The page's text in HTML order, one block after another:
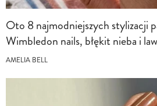
Oto 8 najmodniejszych stylizacji
Wimbledon nails, błękit nieba i
AMELIA BELL